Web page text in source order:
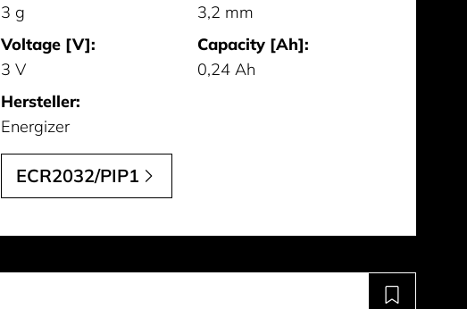
3 g
3,2 mm
Voltage [V]:
3 V
Capacity [Ah]:
0,24 Ah
Hersteller:
Energizer
ECR2032/PIP1